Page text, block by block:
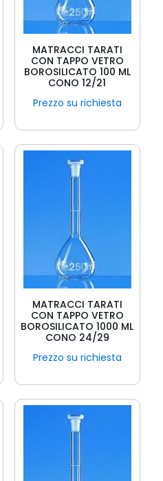
MATRACCI TARATI
CON TAPPO VETRO
BOROSILICATO 100 ML
CONO 12/21
Prezzo su richiesta
MATRACCI TARATI
CON TAPPO VETRO
BOROSILICATO 1000 ML
CONO 24/29
Prezzo su richiesta